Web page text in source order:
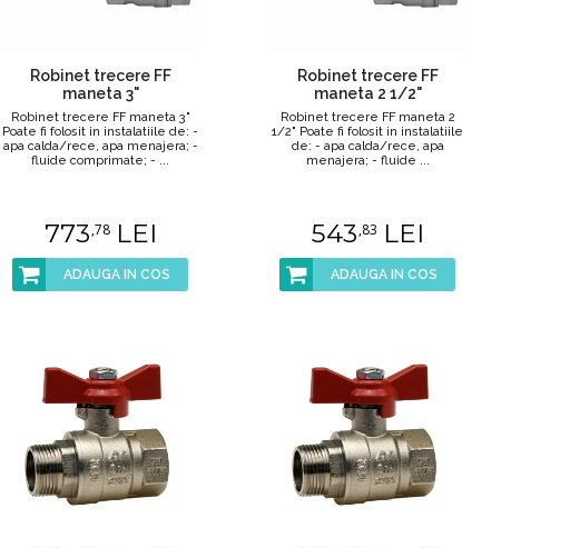
Robinet trecere FF
maneta 3"
Robinet trecere FF maneta 3"
Poate fi folosit in instalatiile de: -
apa calda/rece, apa menajera; -
fluide comprimate; - ...
773,78LEI
ADAUGA IN COS
Robinet trecere FF
maneta 2 1/2"
Robinet trecere FF maneta 2
1/2" Poate fi folosit in instalatiile
de: - apa calda/rece, apa
menajera; - fluide ...
543,83LEI
ADAUGA IN COS